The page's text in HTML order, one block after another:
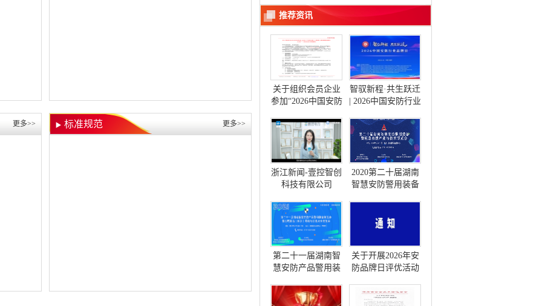
更多>> 更多>>
标准规范
推荐资讯
关于组织会员企业
参加“2026中国安防
商)大会”(长沙站)的
通知
智驭新程·共生跃迁
| 2026中国安防行业
幕
浙江新闻-壹控智创
科技有限公司
2020第二十届湖南
智慧安防警用装备
第二十一届湖南智
慧安防产品警用装
南（长沙）网络与
信息安全博览会
关于开展2026年安
防品牌日评优活动